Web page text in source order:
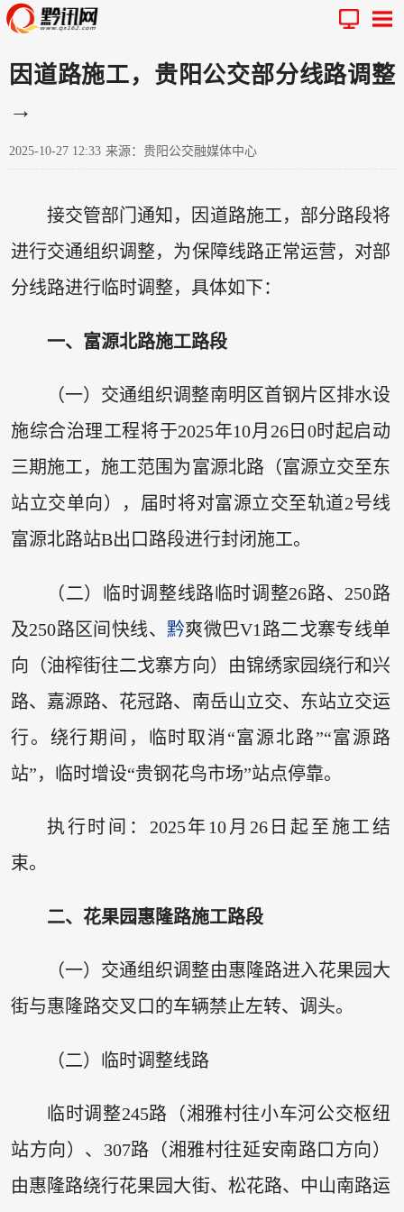
因道路施工，贵阳公交部分线路调整
→
2025-10-27 12:33 来源：贵阳公交融媒体中心
接交管部门通知，因道路施工，部分路段将
进行交通组织调整，为保障线路正常运营，对部
分线路进行临时调整，具体如下：
一、富源北路施工路段
（一）交通组织调整南明区首钢片区排水设
施综合治理工程将于2025年10月26日0时起启动
三期施工，施工范围为富源北路（富源立交至东
站立交单向），届时将对富源立交至轨道2号线
富源北路站B出口路段进行封闭施工。
（二）临时调整线路临时调整26路、250路
及250路区间快线、 黔爽微巴V1路二戈寨专线单
向（油榨街往二戈寨方向）由锦绣家园绕行和兴
路、嘉源路、花冠路、南岳山立交、东站立交运
行。绕行期间，临时取消“富源北路”“富源路
站”，临时增设“贵钢花鸟市场”站点停靠。
执行时间：2025年10月26日起至施工结
束。
二、花果园惠隆路施工路段
（一）交通组织调整由惠隆路进入花果园大
街与惠隆路交叉口的车辆禁止左转、调头。
（二）临时调整线路
临时调整245路（湘雅村往小车河公交枢纽
站方向）、307路（湘雅村往延安南路口方向）
由惠隆路绕行花果园大街、松花路、中山南路运